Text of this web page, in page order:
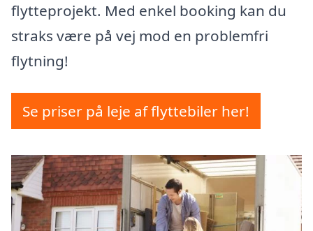
flytteprojekt. Med enkel booking kan du
straks være på vej mod en problemfri
flytning!
Se priser på leje af flyttebiler her!